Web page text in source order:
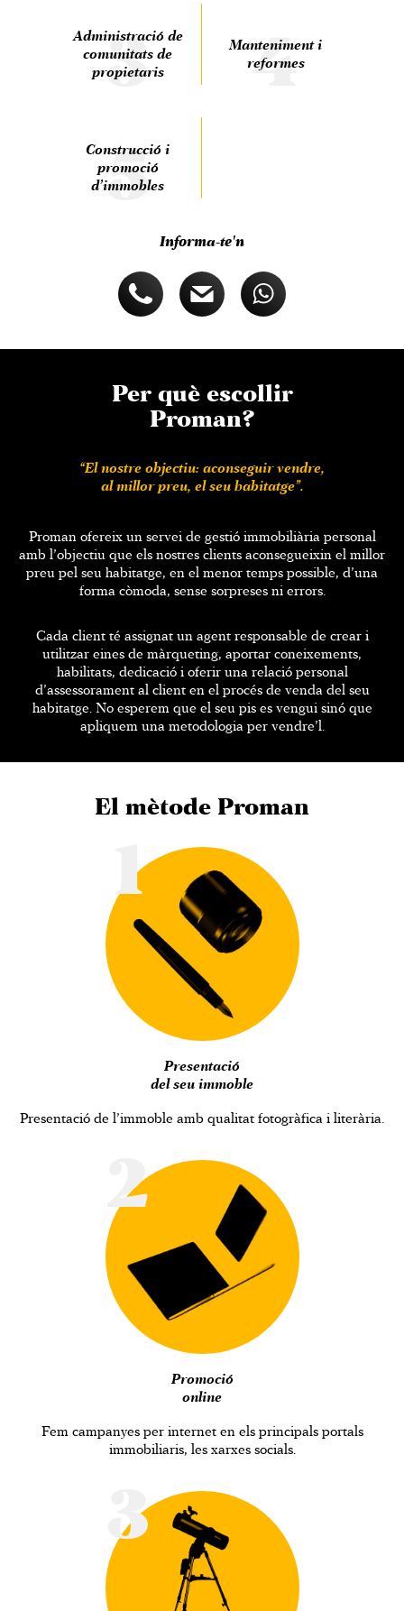
3
Administració de
comunitats de
propietaris
4
Manteniment i
reformes
5
Construcció i
promoció
d’immobles
Informa-te'n
Per què escollir
Proman?
Proman ofereix un servei de gestió immobiliària personal
amb l’objectiu que els nostres clients aconsegueixin el millor
preu pel seu habitatge, en el menor temps possible, d’una
forma còmoda, sense sorpreses ni errors.
Cada client té assignat un agent responsable de crear i
utilitzar eines de màrqueting, aportar coneixements,
habilitats, dedicació i oferir una relació personal
d’assessorament al client en el procés de venda del seu
habitatge. No esperem que el seu pis es vengui sinó que
apliquem una metodologia per vendre’l.
“El nostre objectiu: aconseguir vendre,
al millor preu, el seu habitatge”.
El mètode Proman
1
Presentació
del seu immoble
Presentació de l’immoble amb qualitat fotogràfica i literària.
2
Promoció
online
Fem campanyes per internet en els principals portals
immobiliaris, les xarxes socials.
3